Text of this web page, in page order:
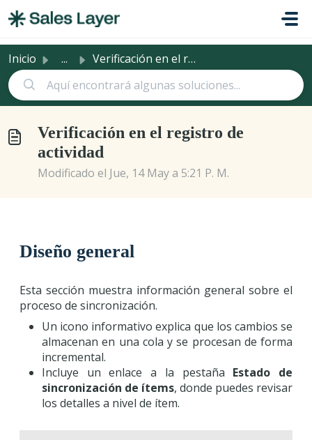
Inicio ... Verificación en el registro de actividad
Verificación en el registro de
actividad
Modificado el Jue, 14 May a 5:21 P. M.
Diseño general
Esta sección muestra información general sobre el
proceso de sincronización.
Un icono informativo explica que los cambios se
almacenan en una cola y se procesan de forma
incremental.
Incluye un enlace a la pestaña Estado de
sincronización de ítems, donde puedes revisar
los detalles a nivel de ítem.